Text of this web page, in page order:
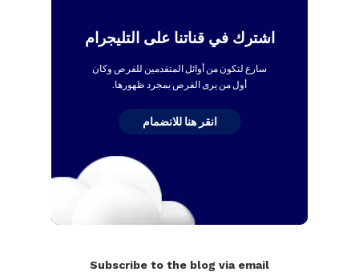
اشترك في قناتنا على التليجرام
سارع لتكون من أوائل المتقدمين للفرص وكان
أول من يرى الفرص بمجرد ظهورها.
انقر هنا للانضمام
Subscribe to the blog via email